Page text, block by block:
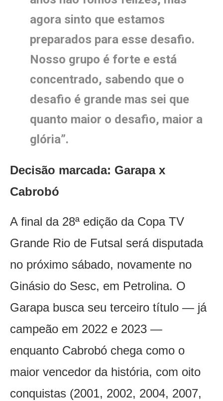
agora sinto que estamos
preparados para esse desafio.
Nosso grupo é forte e está
concentrado, sabendo que o
desafio é grande mas sei que
quanto maior o desafio, maior a
glória”.
Decisão marcada: Garapa x
Cabrobó
A final da 28ª edição da Copa TV
Grande Rio de Futsal será disputada
no próximo sábado, novamente no
Ginásio do Sesc, em Petrolina. O
Garapa busca seu terceiro título — já
campeão em 2022 e 2023 —
enquanto Cabrobó chega como o
maior vencedor da história, com oito
conquistas (2001, 2002, 2004, 2007,